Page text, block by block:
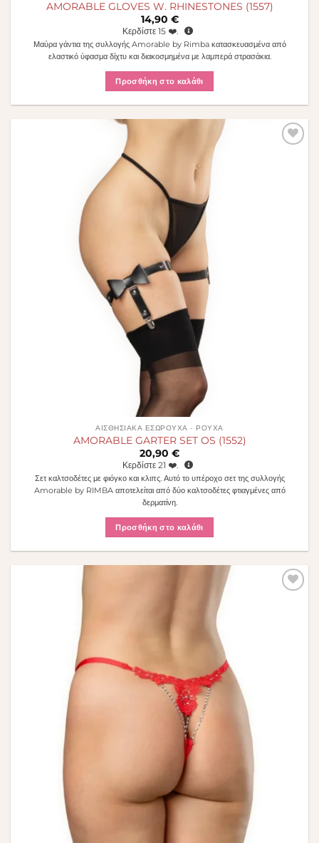
AMORABLE GLOVES W. RHINESTONES (1557)
14,90 €
Κερδίστε 15 ❤️.
Μαύρα γάντια της συλλογής Amorable by Rimba κατασκευασμένα από
ελαστικό ύφασμα δίχτυ και διακοσμημένα με λαμπερά στρασάκια.
Προσθήκη στο καλάθι
ΑΙΣΘΗΣΙΑΚΆ ΕΣΏΡΟΥΧΑ - ΡΟΎΧΑ
AMORABLE GARTER SET OS (1552)
20,90 €
Κερδίστε 21 ❤️.
Σετ καλτσοδέτες με φιόγκο και κλιπς. Αυτό το υπέροχο σετ της συλλογής
Amorable by RIMBA αποτελείται από δύο καλτσοδέτες φτιαγμένες από
δερματίνη.
Προσθήκη στο καλάθι